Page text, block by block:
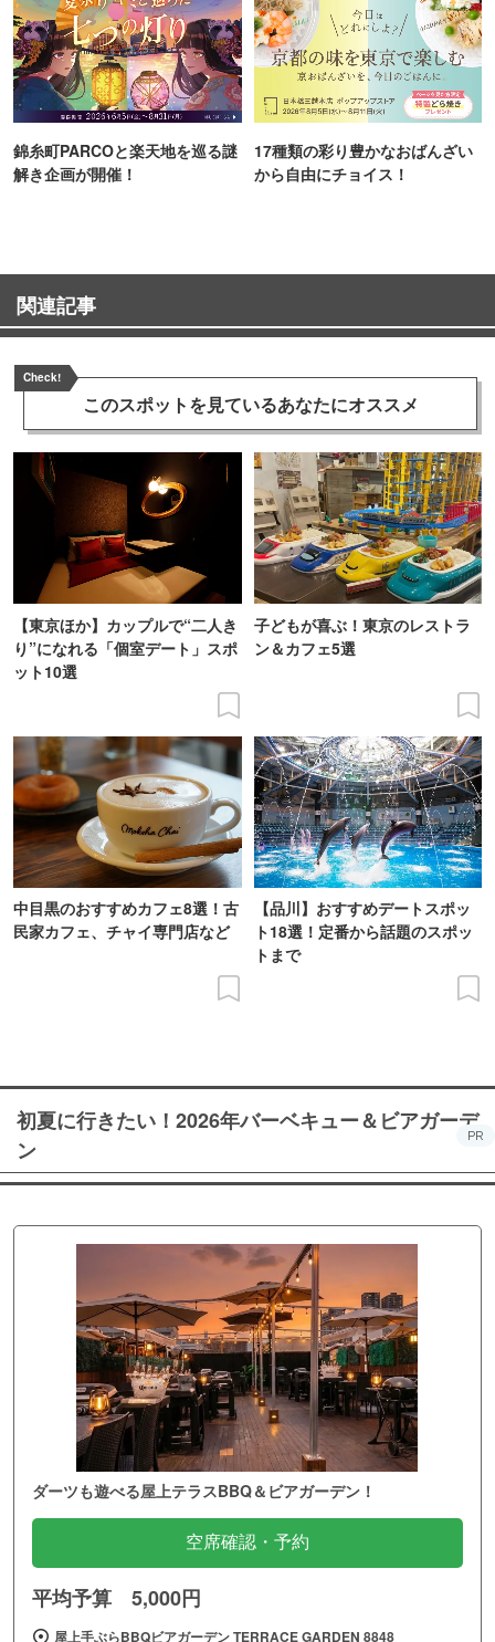
錦糸町PARCOと楽天地を巡る謎
解き企画が開催！
17種類の彩り豊かなおばんざい
から自由にチョイス！
関連記事
Check!
このスポットを見ているあなたにオススメ
【東京ほか】カップルで“二人き
り”になれる「個室デート」スポ
ット10選
子どもが喜ぶ！東京のレストラ
ン＆カフェ5選
中目黒のおすすめカフェ8選！古
民家カフェ、チャイ専門店など
【品川】おすすめデートスポッ
ト18選！定番から話題のスポッ
トまで
初夏に行きたい！2026年バーベキュー＆ビアガーデ
ン
PR
ダーツも遊べる屋上テラスBBQ＆ビアガーデン！
空席確認・予約
平均予算 5,000円
屋上手ぶらBBQビアガーデン TERRACE GARDEN 8848